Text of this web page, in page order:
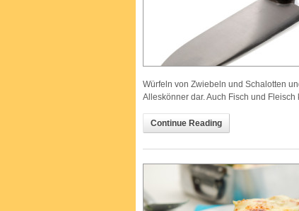
Würfeln von Zwiebeln und Schalotten
Alleskönner dar. Auch Fisch und
Continue Reading